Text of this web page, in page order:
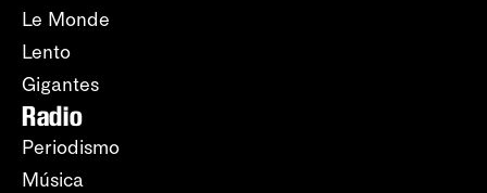
Le Monde
Lento
Gigantes
Radio
Periodismo
Música